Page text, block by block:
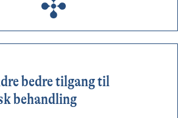
bedre tilgang til
behandling